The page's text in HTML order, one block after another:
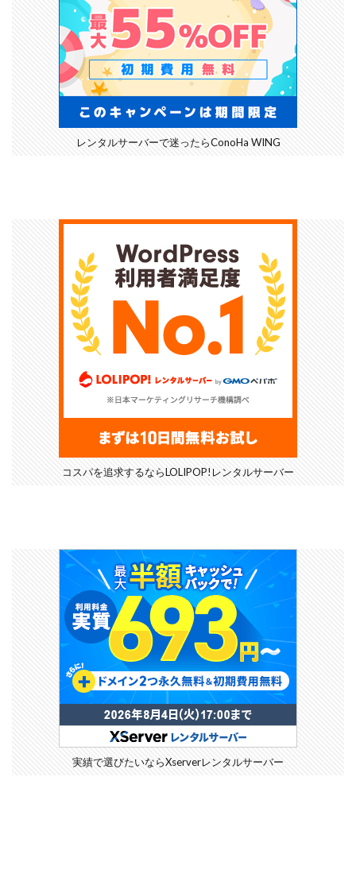
レンタルサーバーで迷ったらConoHa WING
コスパを追求するならLOLIPOP!レンタルサーバー
実績で選びたいならXserverレンタルサーバー